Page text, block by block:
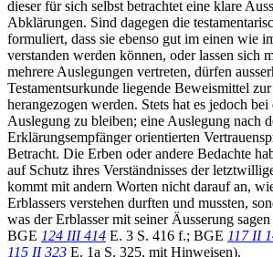
dieser für sich selbst betrachtet eine klare
Abklärungen. Sind dagegen die
formuliert, dass sie ebenso gut im einen wie
verstanden werden können, oder lassen sich
mehrere Auslegungen vertreten, dürfen
Testamentsurkunde liegende Beweismittel
herangezogen werden. Stets hat es jedoch
Auslegung zu bleiben; eine Auslegung nach
Erklärungsempfänger orientierten
Betracht. Die Erben oder andere Bedachte
auf Schutz ihres Verständnisses der
kommt mit andern Worten nicht darauf an,
Erblassers verstehen durften und mussten,
was der Erblasser mit seiner Äusserung
BGE 124 III 414 E. 3 S. 416 f.; BGE 117 II
115 II 323 E. 1a S. 325, mit Hinweisen).